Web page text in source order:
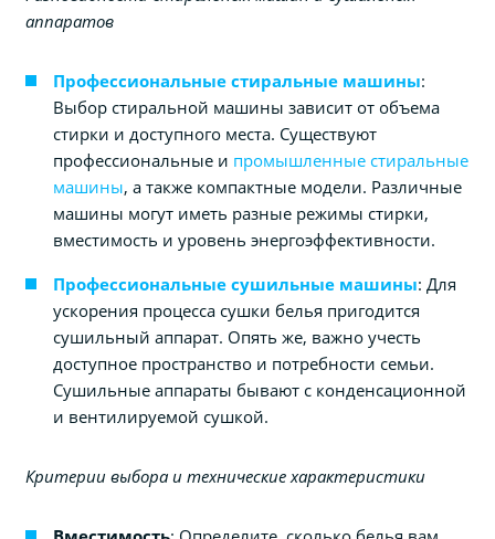
аппаратов
Профессиональные стиральные машины:
Выбор стиральной машины зависит от объема
стирки и доступного места. Существуют
профессиональные и промышленные стиральные
машины, а также компактные модели. Различные
машины могут иметь разные режимы стирки,
вместимость и уровень энергоэффективности.
Профессиональные сушильные машины: Для
ускорения процесса сушки белья пригодится
сушильный аппарат. Опять же, важно учесть
доступное пространство и потребности семьи.
Сушильные аппараты бывают с конденсационной
и вентилируемой сушкой.
Критерии выбора и технические характеристики